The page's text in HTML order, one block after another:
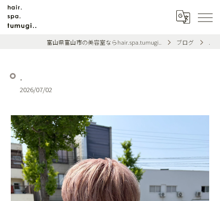
富山県富山市の美容室ならhair.spa.tumugi.. ブログ
.
2026/07/02